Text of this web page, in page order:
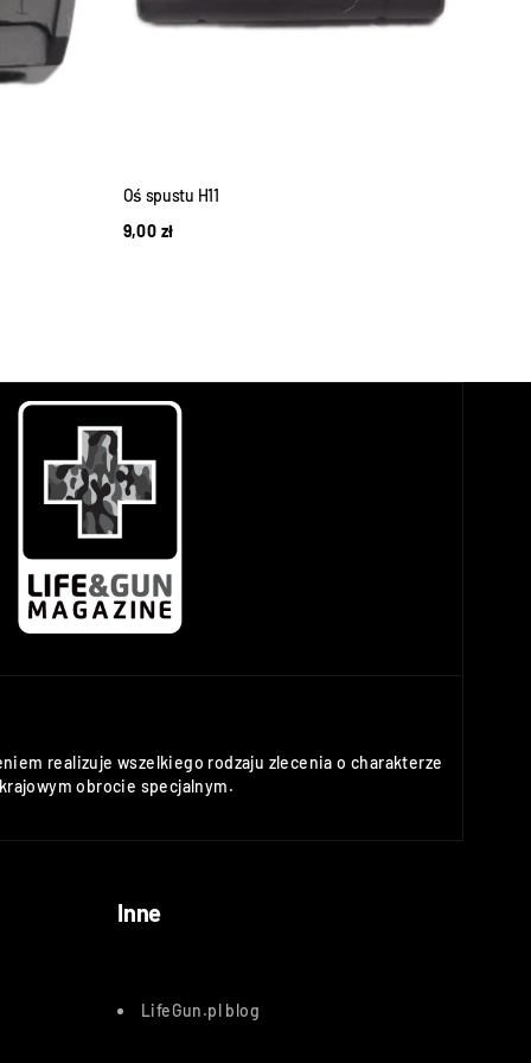
Oś spustu H11
9,00 zł
realizuje wszelkiego rodzaju zlecenia o charakterze
obrocie specjalnym.
Inne
LifeGun.pl blog